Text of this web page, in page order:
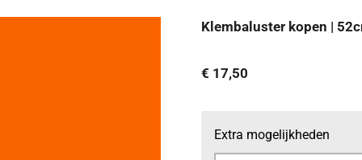
Klembaluster kopen |
€ 17,50
Extra mogelijkheden